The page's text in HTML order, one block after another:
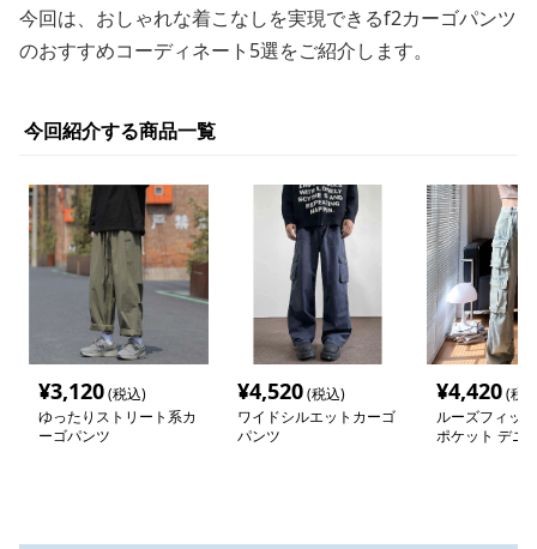
今回は、おしゃれな着こなしを実現できるf2カーゴパンツ
のおすすめコーディネート5選をご紹介します。
今回紹介する商品一覧
¥3,120(税込)
ゆったりストリート系カ
ーゴパンツ
¥4,520(税込)
ワイドシルエットカーゴ
パンツ
¥4,420(税
ルーズフィッ
ポケット デニ